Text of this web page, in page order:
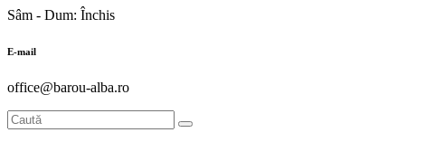
Sâm - Dum: Închis
E-mail
office@barou-alba.ro